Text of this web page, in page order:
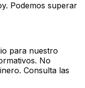
Podemos superar
para nuestro
No
Consulta las